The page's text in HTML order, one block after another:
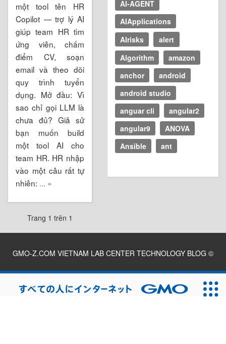
một tool tên HR
Copilot — trợ lý AI
giúp team HR tìm
ứng viên, chấm
điểm CV, soạn
email và theo dõi
quy trình tuyển
dụng. Mở đầu: Vì
sao chỉ gọi LLM là
chưa đủ? Giả sử
bạn muốn build
một tool AI cho
team HR. HR nhập
vào một câu rất tự
nhiên: ... »
Trang 1 trên 1
AI-AGENT
AIApplications
AIrisks
alert
Algorithm
amazon
anchor
android
android studio
anguar cli
angular2
angular9
ANOVA
Ansible
ant
GMO-Z.COM VIETNAM LAB CENTER TECHNOLOGY BLOG ©
2026